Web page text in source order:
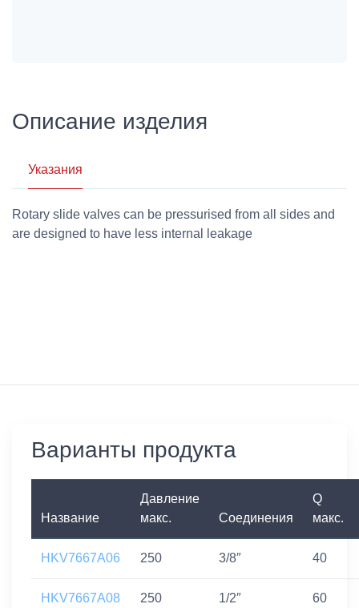
Описание изделия
Указания
Rotary slide valves can be pressurised from all sides and
are designed to have less internal leakage
Варианты продукта
Название
Давление
макс.
Соединения
Q
макс.
HKV7667A06 250 3/8″ 40
HKV7667A08 250 1/2″ 60